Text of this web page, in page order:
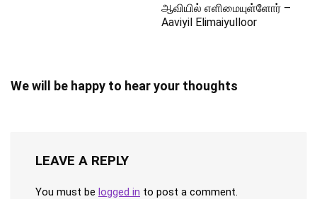
ஆவியில் எளிமையுள்ளோர் –
Aaviyil Elimaiyulloor
We will be happy to hear your thoughts
LEAVE A REPLY
You must be logged in to post a comment.